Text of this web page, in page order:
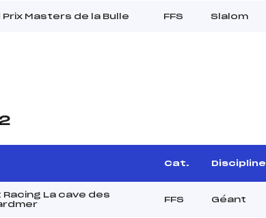
Prix Masters de la Bulle FFS Slalom
Cat. Discipline
Racing La cave des
FFS Géant